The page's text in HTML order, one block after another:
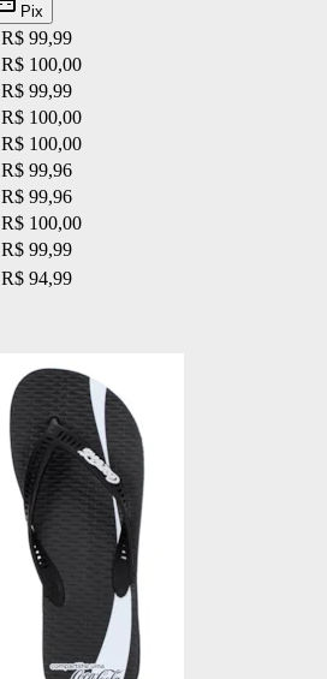
Pix
R$ 99,99
R$ 100,00
R$ 99,99
R$ 100,00
R$ 100,00
R$ 99,96
R$ 99,96
R$ 100,00
R$ 99,99
R$ 94,99